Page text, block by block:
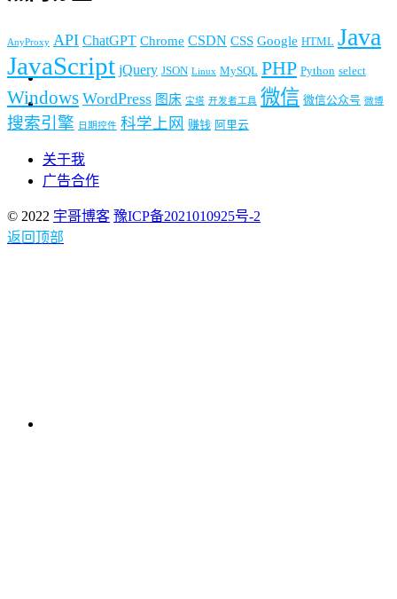
AnyProxy API ChatGPT Chrome CSDN CSS Google HTML Java
JavaScript jQuery JSON Linux MySQL PHP Python select
Windows WordPress 图床 宝塔 开发者工具 微信 微信公众号 微博
搜索引擎 日期控件 科学上网 赚钱 阿里云
关于我
广告合作
© 2022 宇哥博客 豫ICP备2021010925号-2
返回顶部